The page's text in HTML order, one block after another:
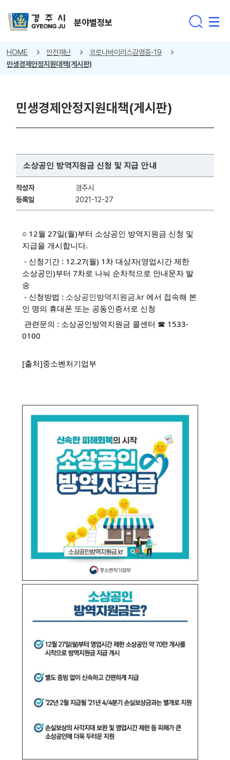
분야별정보
HOME 안전재난
코로나바이러스감염증-19
민생경제안정지원대책(게시판)
민생경제안정지원대책(게시판)
소상공인 방역지원금 신청 및 지급 안내
작성자
경주시
등록일
2021-12-27
○ 12월 27일(월)부터 소상공인 방역지원금 신청 및
지급을 개시합니다.
소상공인)부터 7차로 나눠 순차적으로 안내문자 발
송
- 신청방법 : 소상공인방역지원금.kr 에서 접속해 본
인 명의 휴대폰 또는 공동인증서로 신청
0100
[출처]중소벤처기업부